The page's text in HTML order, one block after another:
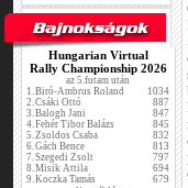
Hungarian Virtual
Rally Championship 2026
az 5.futam után
1.Biró-Ambrus Roland
1034
2.Csáki Ottó
887
3.Balogh Jani
847
4.Fehér Tibor Balázs
845
5.Zsoldos Csaba
832
6.Gách Bence
813
7.Szegedi Zsolt
797
8.Misik Attila
694
9.Koczka Tamás 679